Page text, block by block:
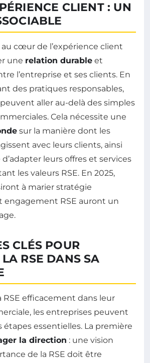
CLIENT : UN
au cœur de l’expérience client
une relation durable et
l’entreprise et ses clients. En
des pratiques responsables,
aller au-delà des simples
Cela nécessite une
sur la manière dont les
avec leurs clients, ainsi
leurs offres et services
les valeurs RSE. En 2025,
à marier stratégie
engagement RSE auront un
CLÉS POUR
RSE DANS SA
RSE efficacement dans leur
les entreprises peuvent
étapes essentielles. La première
la direction : une vision
de la RSE doit être